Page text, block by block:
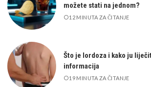
možete stati na jednom?
12 MINUTA ZA ČITANJE
Što je lordoza i kako ju
informacija
19 MINUTA ZA ČITANJE